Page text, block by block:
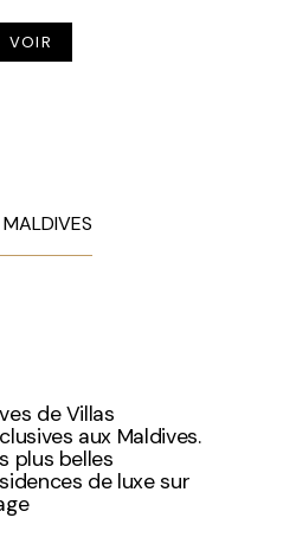
VOIR
MALDIVES
de Villas
aux Maldives.
plus belles
de luxe sur